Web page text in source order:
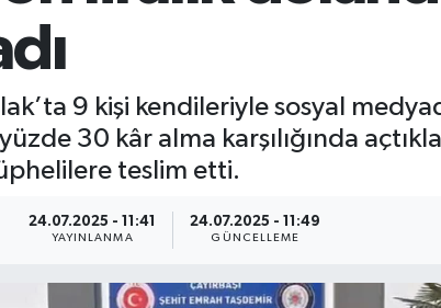
9 kişi kendileriyle sosyal
30 kâr alma karşılığında
teslim etti.
24.07.2025 - 11:41
YAYINLANMA
24.07.2025 - 11:49
GÜNCELLEME